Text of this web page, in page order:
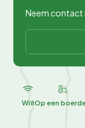
Neem contact
WifiOp een